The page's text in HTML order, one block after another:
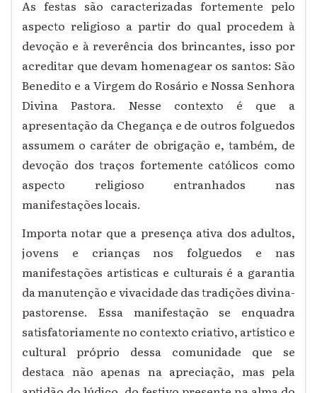
As festas são caracterizadas fortemente pelo
aspecto religioso a partir do qual procedem à
devoção e à reverência dos brincantes, isso por
acreditar que devam homenagear os santos: São
Benedito e a Virgem do Rosário e Nossa Senhora
Divina Pastora. Nesse contexto é que a
apresentação da Chegança e de outros folguedos
assumem o caráter de obrigação e, também, de
devoção dos traços fortemente católicos como
aspecto religioso entranhados nas
manifestações locais.
Importa notar que a presença ativa dos adultos,
jovens e crianças nos folguedos e nas
manifestações artísticas e culturais é a garantia
da manutenção e vivacidade das tradições divina-
pastorense. Essa manifestação se enquadra
satisfatoriamente no contexto criativo, artístico e
cultural próprio dessa comunidade que se
destaca não apenas na apreciação, mas pela